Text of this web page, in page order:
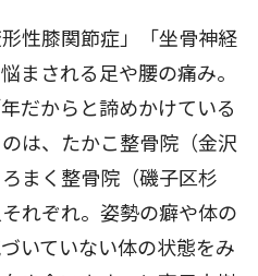
性膝関節症」「坐骨神経
まされる足や腰の痛み。
だからと諦めかけている
は、たかこ整骨院（金沢
まく整骨院（磯子区杉
れぞれ。姿勢の癖や体の
いていない体の状態をみ